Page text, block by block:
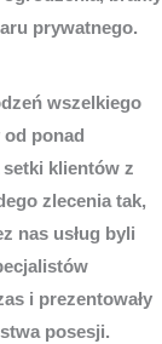
prywatnego.
wszelkiego
ponad
klientów z
zlecenia tak,
nas usług byli
i prezentowały
posesji.